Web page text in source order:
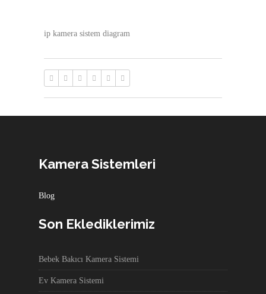
ip kamera sistem diagram
Kamera Sistemleri
Blog
Son Eklediklerimiz
Bebek Bakıcı Kamera Sistemi
Ev Kamera Sistemi